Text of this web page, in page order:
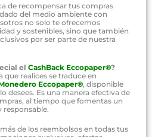
de recompensar tus compras
del medio ambiente con
no solo te ofrecemos
y sostenibles, sino que también
por ser parte de nuestra
el CashBack Eccopaper®?
que realices se traduce en
Eccopaper®, disponible
desees. Es una manera efectiva de
al tiempo que fomentas un
de los reembolsos en todas tus